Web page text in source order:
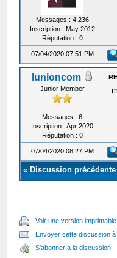
Messages : 4,236
Inscription : May 2012
Réputation : 0
07/04/2020 07:51 PM
lunioncom
Junior Member
Messages : 6
Inscription : Apr 2020
Réputation : 0
07/04/2020 08:27 PM
« Discussion précédente
Voir une version imprimable
Envoyer cette discussion à
S'abonner à la discussion